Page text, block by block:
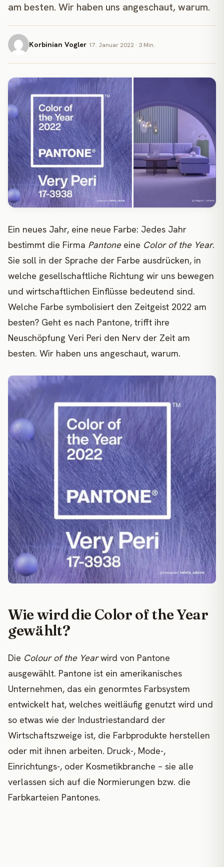
am besten. Wir haben uns angeschaut, warum.
Korbinian Vogler 17. Januar 2022 · 3 Min.
Ein neues Jahr, eine neue Farbe: Jedes Jahr
bestimmt die Firma Pantone eine Color of the Year.
Sie soll in der Sprache der Farbe ausdrücken, in
welche gesellschaftliche Richtung wir uns bewegen
und wirtschaftlichen Einflüsse bedeutend sind.
Welche Farbe symbolisiert den Zeitgeist 2022 am
besten? Geht es nach Pantone, trifft ihre
Neuschöpfung Veri Peri den Nerv der Zeit am
besten. Wir haben uns angeschaut, warum.
Wie wird die Color of the Year
gewählt?
Die Colour of the Yearwird von Pantone
ausgewählt. Pantone ist ein amerikanisches
Unternehmen, das ein genormtes Farbsystem
entwickelt hat, welches weitläufig genutzt wird und
so etwas wie der Industriestandard der
Wirtschaftszweige ist, die Farbprodukte herstellen
oder mit ihnen arbeiten. Druck-, Mode-,
Einrichtungs-, oder Kosmetikbranche – sie alle
verlassen sich auf die Normierungen bzw. die
Farbkarteien Pantones.